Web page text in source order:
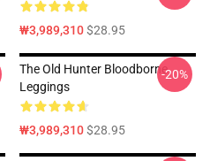
₩3,989,310$28.95
The Old Hunter Bloodborne
Leggings
₩3,989,310$28.95
-20%